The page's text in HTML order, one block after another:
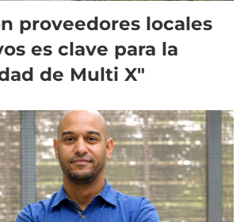
proveedores locales
es clave para la
de Multi X"